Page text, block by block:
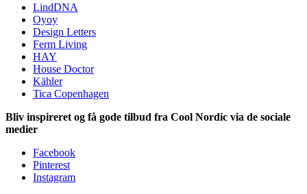
LindDNA
Oyoy
Design Letters
Ferm Living
HAY
House Doctor
Kähler
Tica Copenhagen
Bliv inspireret og få gode tilbud fra Cool Nordic via de sociale
medier
Facebook
Pinterest
Instagram